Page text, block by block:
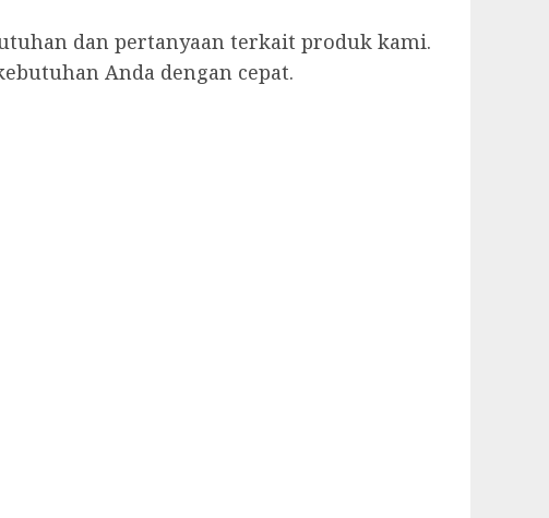
dan pertanyaan terkait produk kami.
Anda dengan cepat.